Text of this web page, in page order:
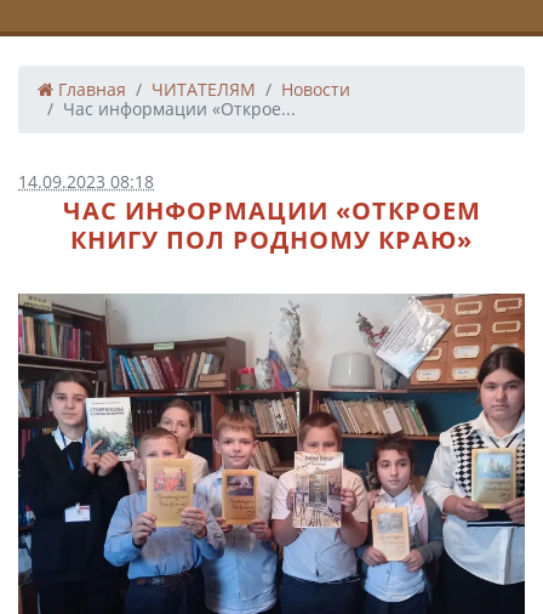
Главная ЧИТАТЕЛЯМ
Новости
Час информации «Открое...
14.09.2023 08:18
ЧАС ИНФОРМАЦИИ «ОТКРОЕМ
КНИГУ ПОЛ РОДНОМУ КРАЮ»